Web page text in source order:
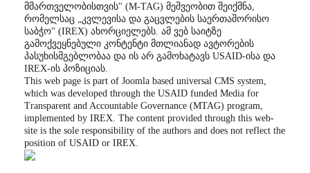
მმართველობისთვის" (M-TAG) მეშვეობით შეიქმნა,
რომელსაც „კვლევისა და გაცვლების საერთაშორისო
საბჭო" (IREX) ახორციელებს. ამ ვებ საიტზე
გამოქვეყნებული კონტენტი მთლიანად ავტორების
პასუხისმგებლობაა და ის არ გამოხატავს USAID-ისა და
IREX-ის პოზიციას.
This web page is part of Joomla based universal CMS system,
which was developed through the USAID funded Media for
Transparent and Accountable Governance (MTAG) program,
implemented by IREX. The content provided through this web-
site is the sole responsibility of the authors and does not reflect the
position of USAID or IREX.